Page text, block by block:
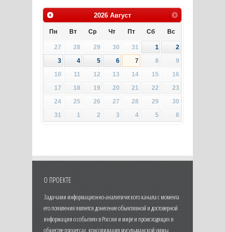
2026 Август
Пн Вт Ср Чт Пт Сб Вс
27 28 29 30 31 1
2
3
4 5 6 7 8
9
10
11 12 13 14 15
16
17
18 19 20 21 22
23
24
25 26 27 28 29
30
31
1 2 3 4 5 6
О ПРОЕКТЕ
Задачами информационно-аналитического канала с момента
его появления является донесение объективной и достоверной
информации о событиях в России и мире и происходящих в
обществе процессах, консолидация мусульманской уммы